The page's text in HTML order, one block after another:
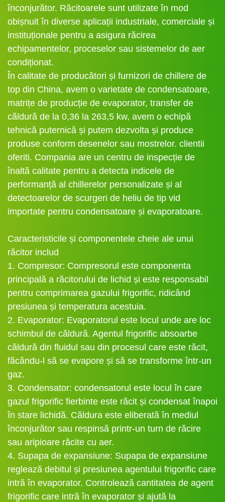
înconjurător. Răcitoarele sunt utilizate în mod
obișnuit în diverse aplicații industriale, comerciale și
instituționale pentru a asigura răcirea
echipamentelor, proceselor sau sistemelor de aer
condiționat.
În calitate de producători și furnizori de chillere de
top din China, avem o varietate de condensatoare,
matrițe de producție de evaporator, transfer de
căldură de la 0,36 la 263,5 kw, avem o echipă
tehnică puternică și putem dezvolta și produce
produse conform desenelor sau mostrelor. clientii
oferiti. Compania are un centru de inspecție de
înaltă calitate pentru a detecta indicele de
performanță al chillerelor personalizate și al
detectoarelor de scurgeri de heliu de tip vid
importate pentru condensatoare și evaporatoare.
Caracteristicile și componentele cheie ale unui
răcitor includ
1. Compresor: Compresorul este componenta
principală a răcitorului de lichid și este responsabil
pentru comprimarea gazului frigorific, ridicând
presiunea și temperatura acestuia.
2. Evaporator: Evaporatorul este locul unde are loc
schimbul de căldură. Agentul frigorific absoarbe
căldură din fluidul sau din procesul care este răcit,
făcându-l să se evapore și să se transforme într-un
gaz.
3. Condensator: condensatorul este locul în care
gazul frigorific fierbinte este răcit și condensat înapoi
în stare lichidă. Căldura este eliberată în mediul
înconjurător sau respinsă printr-un turn de răcire
sau aripioare răcite cu aer.
4. Supapa de expansiune: Supapa de expansiune
reglează debitul și presiunea agentului frigorific care
intră în evaporator. Controlează cantitatea de agent
frigorific care intră în evaporator și ajută la